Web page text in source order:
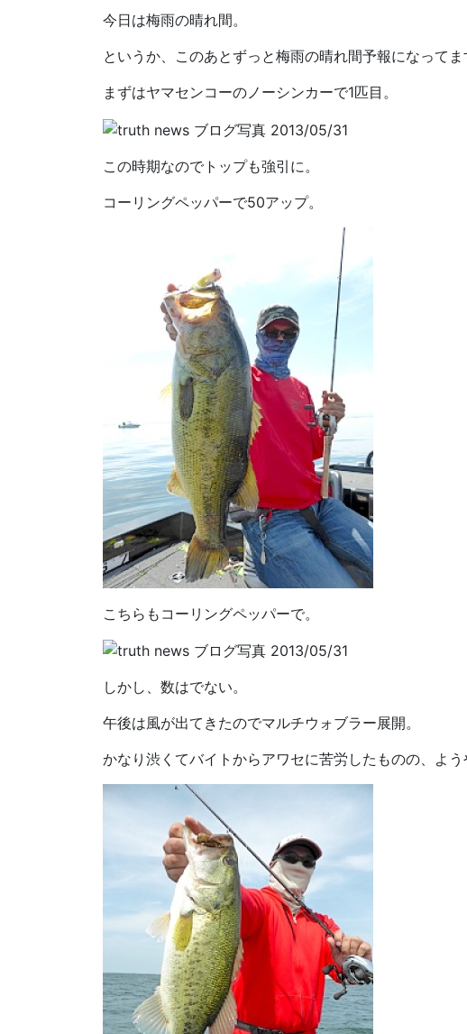
今日は梅雨の晴れ間。
というか、このあとずっと梅雨の晴れ間予報になってま
まずはヤマセンコーのノーシンカーで1匹目。
この時期なのでトップも強引に。
コーリングペッパーで50アップ。
こちらもコーリングペッパーで。
しかし、数はでない。
午後は風が出てきたのでマルチウォブラー展開。
かなり渋くてバイトからアワセに苦労したものの、よう